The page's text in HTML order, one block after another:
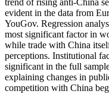
trend of rising anti-China
evident in the data from
YouGov. Regression
most significant factor in
while trade with China
perceptions. Institutional
significant in the full
explaining changes in
competition with China